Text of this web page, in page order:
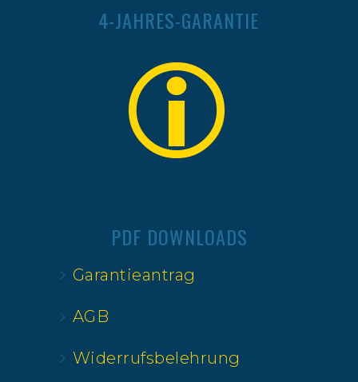
4-JAHRES-GARANTIE
PDF DOWNLOADS
Garantieantrag
AGB
Widerrufsbelehrung